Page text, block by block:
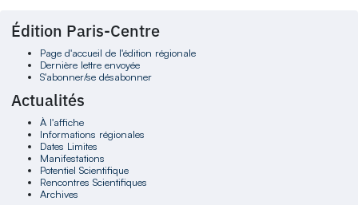
Édition Paris-Centre
Page d'accueil de l'édition régionale
Dernière lettre envoyée
S'abonner/se désabonner
Actualités
À l'affiche
Informations régionales
Dates Limites
Manifestations
Potentiel Scientifique
Rencontres Scientifiques
Archives